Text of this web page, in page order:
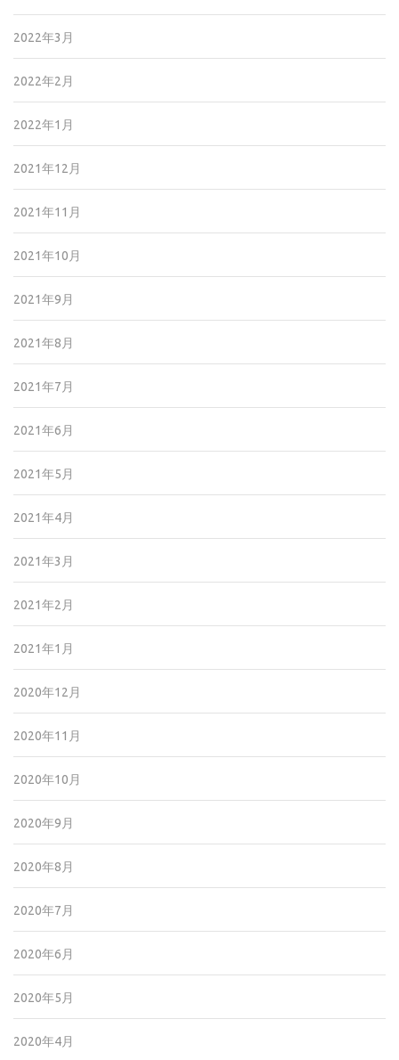
2022年3月
2022年2月
2022年1月
2021年12月
2021年11月
2021年10月
2021年9月
2021年8月
2021年7月
2021年6月
2021年5月
2021年4月
2021年3月
2021年2月
2021年1月
2020年12月
2020年11月
2020年10月
2020年9月
2020年8月
2020年7月
2020年6月
2020年5月
2020年4月